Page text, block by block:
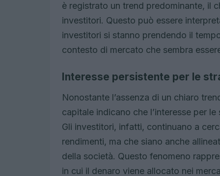
è registrato un trend predominante, il
investitori. Questo può essere
investitori si stanno prendendo il
contesto di mercato che sembra
Interesse persistente per le
Nonostante l’assenza di un chiaro
capitale indicano che l’interesse per
Gli investitori, infatti, continuano a
rendimenti, ma che siano anche
della società. Questo fenomeno
in cui il denaro viene allocato nei